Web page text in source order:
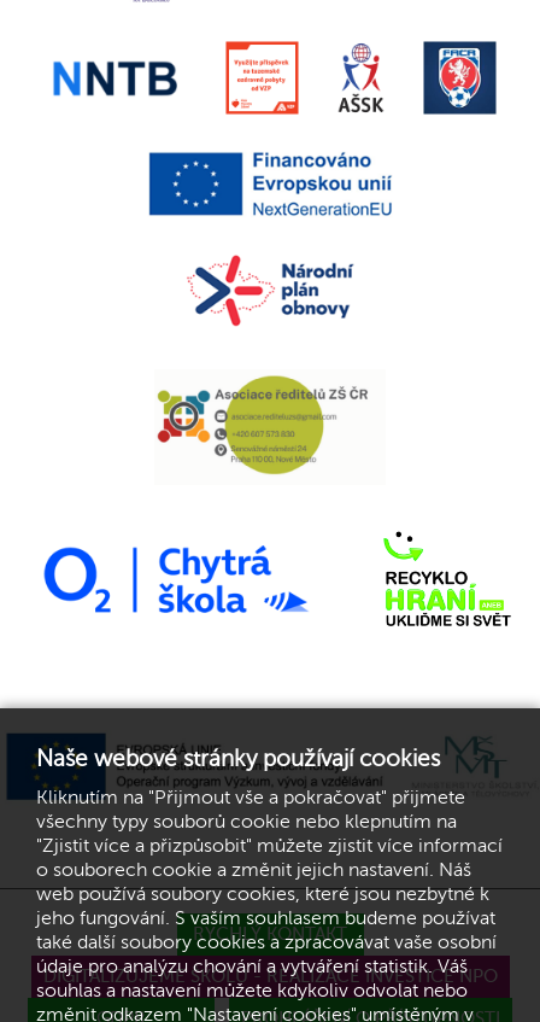
RYCHLÝ KONTAKT
DIGITALIZUJEME ŠKOLU - REALIZACE INVESTICE NPO
Naše webové stránky používají cookies
Kliknutím na "Přijmout vše a pokračovat" přijmete
všechny typy souborů cookie nebo klepnutím na
"Zjistit více a přizpůsobit" můžete zjistit více informací
o souborech cookie a změnit jejich nastavení. Náš
web používá soubory cookies, které jsou nezbytné k
jeho fungování. S vaším souhlasem budeme používat
také další soubory cookies a zpracovávat vaše osobní
údaje pro analýzu chování a vytváření statistik. Váš
souhlas a nastavení můžete kdykoliv odvolat nebo
změnit odkazem "Nastavení cookies" umístěným v